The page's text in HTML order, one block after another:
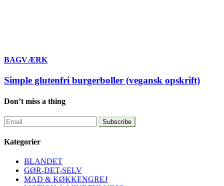
BAGVÆRK
Simple glutenfri burgerboller (vegansk opskrift)
Don’t miss a thing
Kategorier
BLANDET
GØR-DET-SELV
MAD & KØKKENGREJ